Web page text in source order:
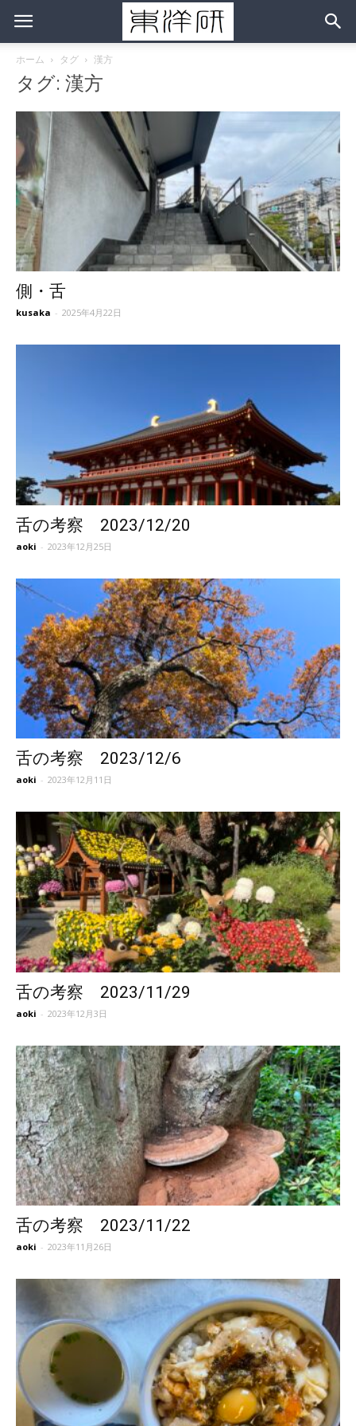
ホーム タグ 漢方
タグ: 漢方
側・舌
kusaka - 2025年4月22日
舌の考察 2023/12/20
aoki - 2023年12月25日
舌の考察 2023/12/6
aoki - 2023年12月11日
舌の考察 2023/11/29
aoki - 2023年12月3日
舌の考察 2023/11/22
aoki - 2023年11月26日